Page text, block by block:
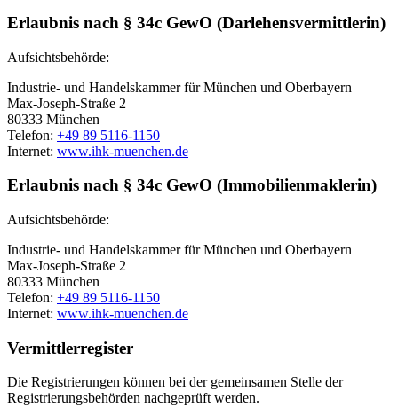
Erlaubnis nach § 34c GewO (Darlehensvermittlerin)
Aufsichtsbehörde:
Industrie- und Handelskammer für München und Oberbayern
Max-Joseph-Straße 2
80333 München
Telefon: +49 89 5116-1150
Internet: www.ihk-muenchen.de
Erlaubnis nach § 34c GewO (Immobilienmaklerin)
Aufsichtsbehörde:
Industrie- und Handelskammer für München und Oberbayern
Max-Joseph-Straße 2
80333 München
Telefon: +49 89 5116-1150
Internet: www.ihk-muenchen.de
Vermittlerregister
Die Registrierungen können bei der gemeinsamen Stelle der
Registrierungsbehörden nachgeprüft werden.